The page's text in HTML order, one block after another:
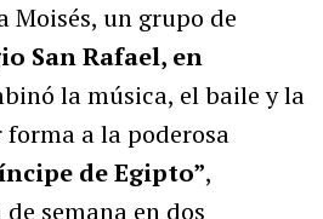
un grupo de
San Rafael, en
la música, el baile y la
a la poderosa
de Egipto”,
semana en dos